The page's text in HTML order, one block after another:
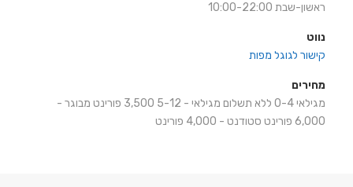
ראשון-שבת 10:00-22:00
נווט
קישור לגוגל מפות
מחירים
מגילאי 0-4 ללא תשלום מגילאי - 5-12 3,500 פורינט מבוגר -
6,000 ‏פורינט סטודנט - 4,000 פורינט